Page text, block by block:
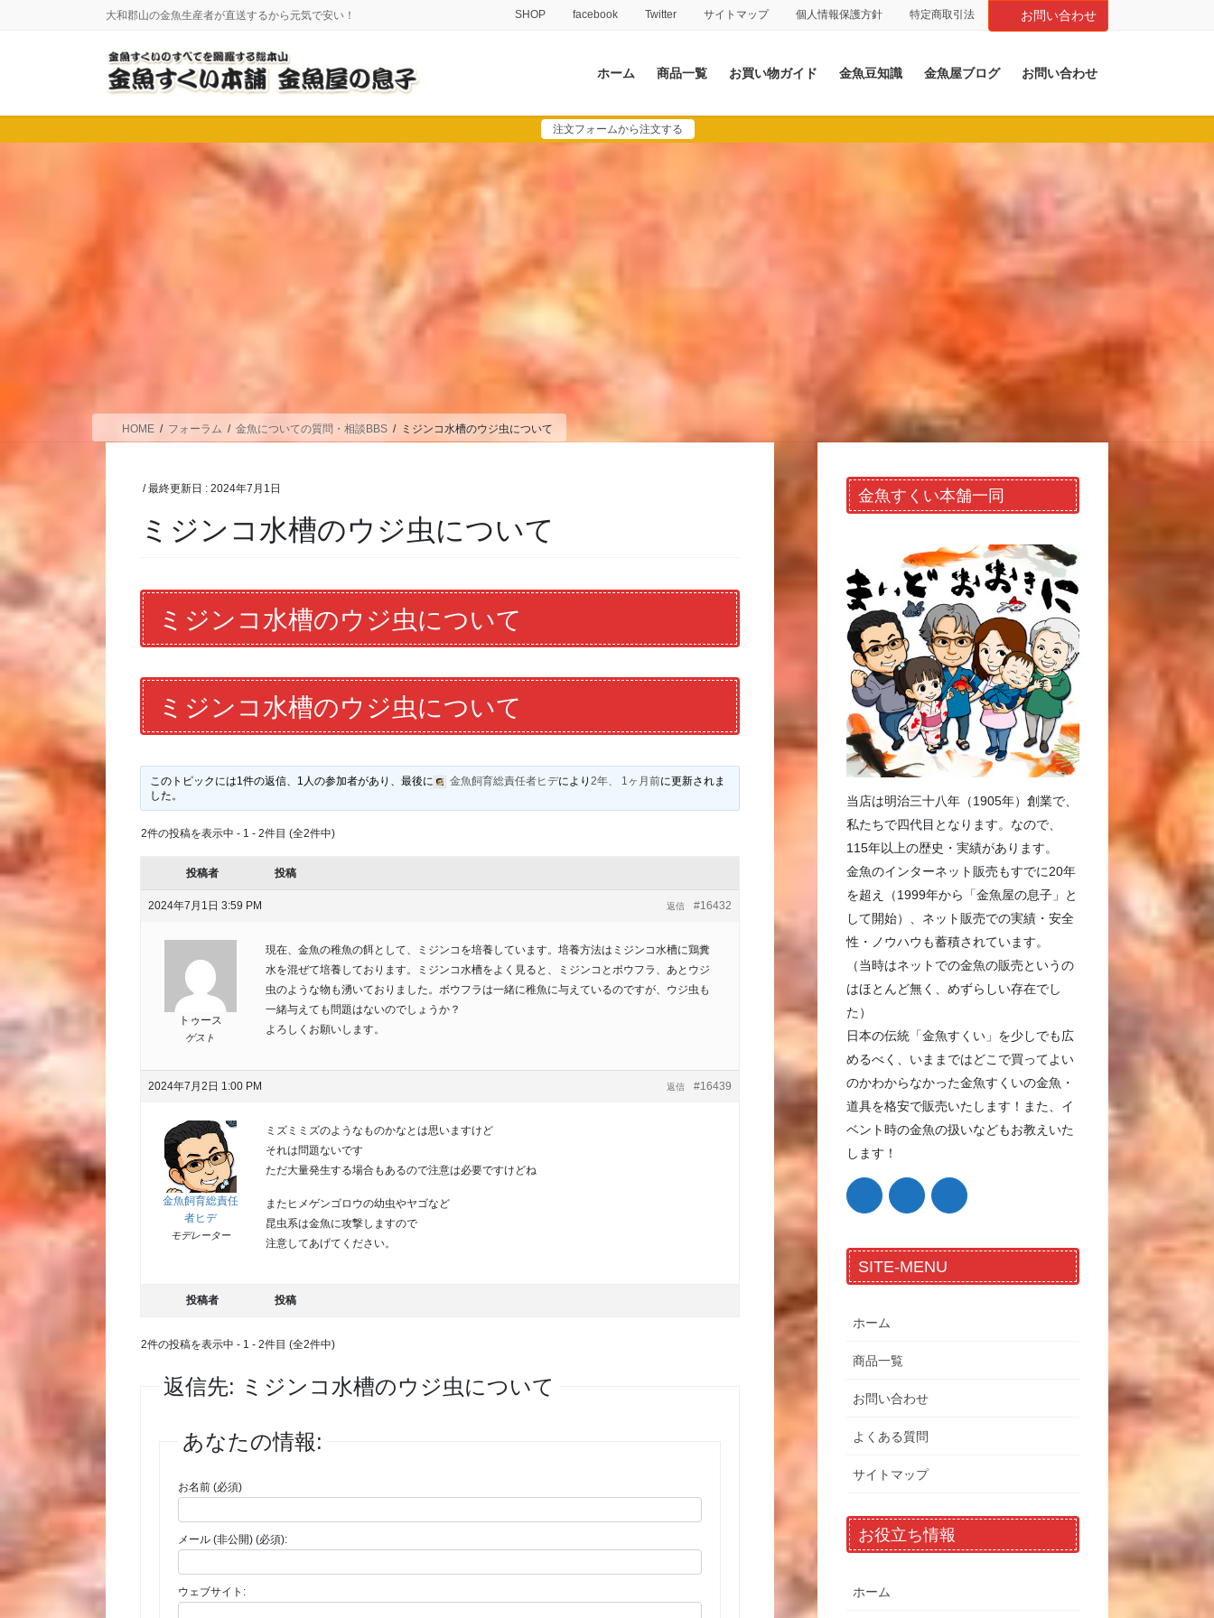
に
移
ョ
ン
大和郡山の金魚生産者が直送するから元気で安い！ SHOP facebook Twitter サイトマップ 個人情報保護方針 特定商取引法 お問い合わせ
ホーム 商品一覧 お買い物ガイド 金魚豆知識 金魚屋ブログ お問い合わせ
注文フォームから注文する
HOME フォーラム 金魚についての質問・相談BBS ミジンコ水槽のウジ虫について
/ 最終更新日 :2024年7月1日
ミジンコ水槽のウジ虫について
ミジンコ水槽のウジ虫について
ミジンコ水槽のウジ虫について
このトピックには1件の返信、1人の参加者があり、最後に 金魚飼育総責任者ヒデにより 2年、 1ヶ月前に更新されま
した。
2件の投稿を表示中 - 1 - 2件目 (全2件中)
投稿者 投稿
2024年7月1日 3:59 PM #16432
返信
トゥース
ゲスト
現在、金魚の稚魚の餌として、ミジンコを培養しています。培養方法はミジンコ水槽に鶏糞
水を混ぜて培養しております。ミジンコ水槽をよく見ると、ミジンコとボウフラ、あとウジ
虫のような物も湧いておりました。ボウフラは一緒に稚魚に与えているのですが、ウジ虫も
一緒与えても問題はないのでしょうか？
よろしくお願いします。
2024年7月2日 1:00 PM #16439
返信
金魚飼育総責任
者ヒデ
モデレーター
ミズミミズのようなものかなとは思いますけど
それは問題ないです
ただ大量発生する場合もあるので注意は必要ですけどね
またヒメゲンゴロウの幼虫やヤゴなど
昆虫系は金魚に攻撃しますので
注意してあげてください。
投稿者 投稿
2件の投稿を表示中 - 1 - 2件目 (全2件中)
返信先: ミジンコ水槽のウジ虫について
あなたの情報:
お名前 (必須)
メール (非公開) (必須):
ウェブサイト:
金魚すくい本舗一同
当店は明治三十八年（1905年）創業で、
私たちで四代目となります。なので、
115年以上の歴史・実績があります。
金魚のインターネット販売もすでに20年
を超え（1999年から「金魚屋の息子」と
して開始）、ネット販売での実績・安全
性・ノウハウも蓄積されています。
（当時はネットでの金魚の販売というの
はほとんど無く、めずらしい存在でし
た）
日本の伝統「金魚すくい」を少しでも広
めるべく、いままではどこで買ってよい
のかわからなかった金魚すくいの金魚・
道具を格安で販売いたします！また、イ
ベント時の金魚の扱いなどもお教えいた
します！
SITE-MENU
ホーム
商品一覧
お問い合わせ
よくある質問
サイトマップ
お役立ち情報
ホーム